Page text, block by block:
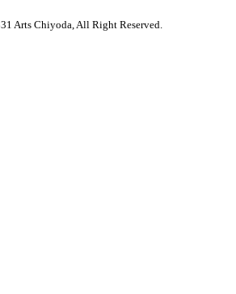
Arts Chiyoda, All Right Reserved.